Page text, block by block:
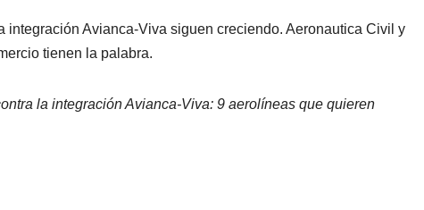
integración Avianca-Viva siguen creciendo. Aeronautica Civil y
tienen la palabra.
la integración Avianca-Viva: 9 aerolíneas que quieren